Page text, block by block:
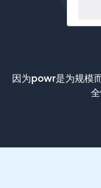
因为powr是为规模